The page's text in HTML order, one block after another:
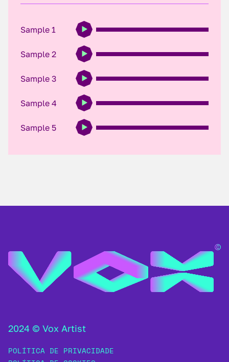
Sample 1
Sample 2
Sample 3
Sample 4
Sample 5
2024 © Vox Artist
POLÍTICA DE PRIVACIDADE